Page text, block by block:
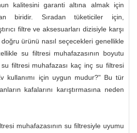
kalitesini garanti altına almak için
biridir. Sıradan tüketiciler için,
filtre ve aksesuarları dizisiyle karşı
doğru ürünü nasıl seçecekleri genellikle
su filtresi muhafazasının boyutu
filtresi muhafazası kaç inç su filtresi
kullanımı için uygun mudur?" Bu tür
kafalarını karıştırmasına neden
muhafazasının su filtresiyle uyumu